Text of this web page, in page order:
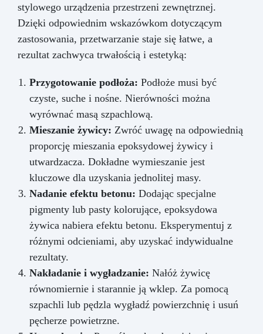
stylowego urządzenia przestrzeni zewnętrznej.
Dzięki odpowiednim wskazówkom dotyczącym
zastosowania, przetwarzanie staje się łatwe, a
rezultat zachwyca trwałością i estetyką:
Przygotowanie podłoża: Podłoże musi być
czyste, suche i nośne. Nierówności można
wyrównać masą szpachlową.
Mieszanie żywicy: Zwróć uwagę na odpowiednią
proporcję mieszania epoksydowej żywicy i
utwardzacza. Dokładne wymieszanie jest
kluczowe dla uzyskania jednolitej masy.
Nadanie efektu betonu: Dodając specjalne
pigmenty lub pasty kolorujące, epoksydowa
żywica nabiera efektu betonu. Eksperymentuj z
różnymi odcieniami, aby uzyskać indywidualne
rezultaty.
Nakładanie i wygładzanie: Nałóż żywicę
równomiernie i starannie ją wklep. Za pomocą
szpachli lub pędzla wygładź powierzchnię i usuń
pęcherze powietrzne.